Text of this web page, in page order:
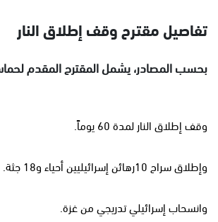
تفاصيل مقترح وقف إطلاق النار
بحسب المصادر، يشمل المقترح المقدم
وقف إطلاق النار لمدة 60 يوماً.
وإطلاق سراح 10رهائن إسرائيليين أحياء و18 جثة.
وانسحاب إسرائيلي تدريجي من غزة.